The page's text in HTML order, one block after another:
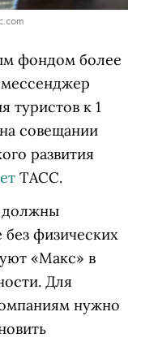
фондом более
туристов к 1
совещании
развития
ТАСС.
должны
физических
«Макс» в
Для
нужно